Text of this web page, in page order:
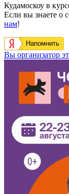
Кудамоскоу в
Если вы знаете о
нам!
Напомнить
Вы организатор